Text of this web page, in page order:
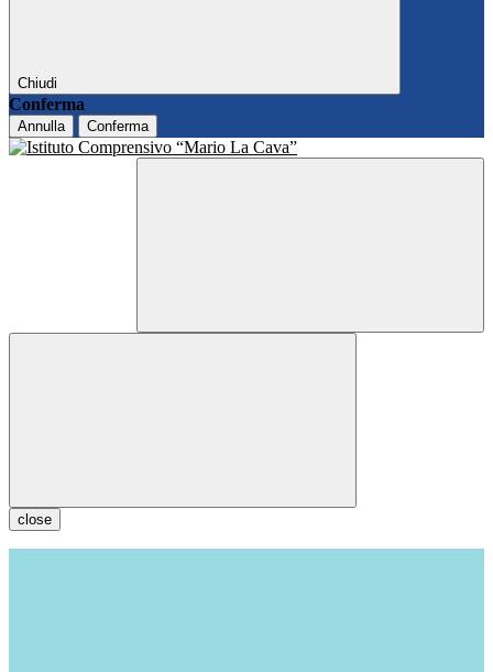
Chiudi
Conferma
Annulla Conferma
close